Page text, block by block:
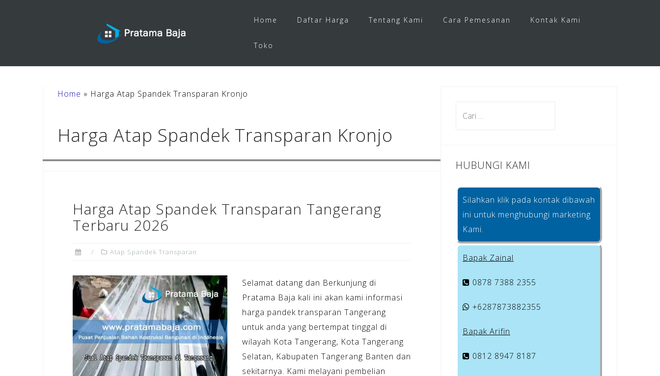
Home Daftar Harga Tentang Kami Cara Pemesanan Kontak Kami
Toko
Home » Harga Atap Spandek Transparan Kronjo
Harga Atap Spandek Transparan Kronjo
Harga Atap Spandek Transparan Tangerang
Terbaru 2026
Atap Spandek Transparan
Selamat datang dan Berkunjung di
Pratama Baja kali ini akan kami informasi
harga pandek transparan Tangerang
untuk anda yang bertempat tinggal di
wilayah Kota Tangerang, Kota Tangerang
Selatan, Kabupaten Tangerang Banten dan
sekitarnya. Kami melayani pembelian
HUBUNGI KAMI
Silahkan klik pada kontak dibawah
ini untuk menghubungi marketing
Kami.
Bapak Zainal
0878 7388 2355
+6287873882355
Bapak Arifin
0812 8947 8187